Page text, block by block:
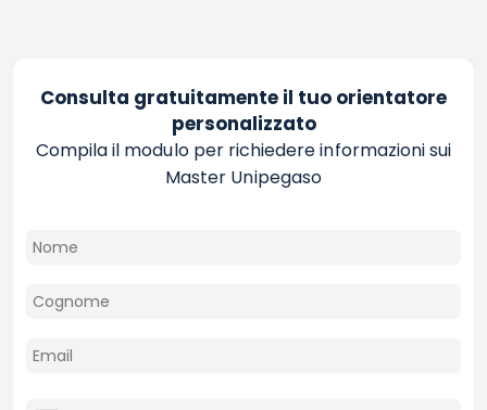
Consulta gratuitamente il tuo orientatore
personalizzato
Compila il modulo per richiedere informazioni sui
Master Unipegaso